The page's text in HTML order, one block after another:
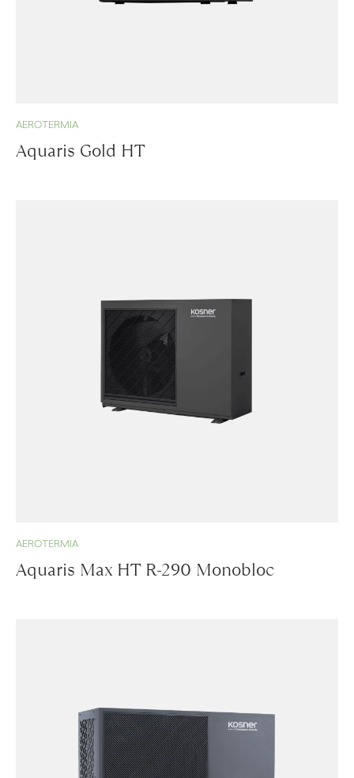
AEROTERMIA
Aquaris Gold HT
AEROTERMIA
Aquaris Max HT R-290 Monobloc